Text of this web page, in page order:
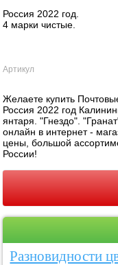
Россия 2022 год.
4 марки чистые.
Артикул
Желаете купить
Россия 2022 год
янтаря. "Гнездо".
онлайн в интернет -
цены, большой
России!
Разновидности